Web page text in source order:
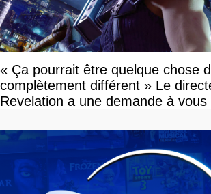
« Ça pourrait être quelque chose
complètement différent » Le
Revelation a une demande à